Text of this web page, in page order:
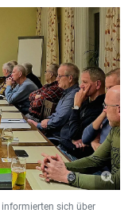
sich über